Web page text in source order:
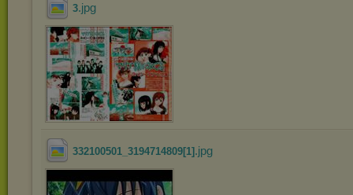
3.jpg
332100501_3194714809[1] .jpg